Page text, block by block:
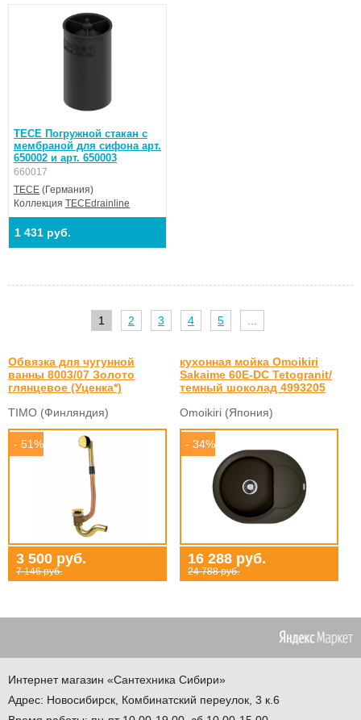
TECE Погружной стакан с
мембраной для сифона арт.
650002 и арт. 650003
660017
TECE (Германия)
Коллекция TECEdrainline
1 431 руб.
1 2 3 4 5
Обвязка для чугунной
ванны 8003/07 Золото
глянцевое (Уценка*)
TIMO (Финляндия)
- 51%
3 500 руб.
7 146 руб.
кухонная мойка Omoikiri
Sakaime 60E-DC Tetogranit/
темный шоколад 4993205
Omoikiri (Япония)
- 34%
16 288 руб.
24 788 руб.
Интернет магазин «Сантехника Сибири»
Адрес: Новосибирск Комбинатский переулок, 3 к.6